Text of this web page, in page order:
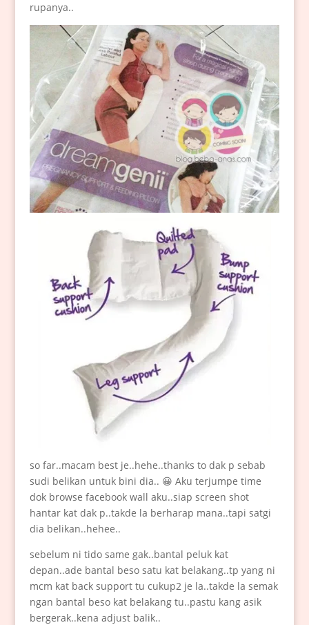
rupanya..
so far..macam best je..hehe..thanks to dak p sebab
sudi belikan untuk bini dia.. 😀 Aku terjumpe time
dok browse facebook wall aku..siap screen shot
hantar kat dak p..takde la berharap mana..tapi satgi
dia belikan..hehee..
sebelum ni tido same gak..bantal peluk kat
depan..ade bantal beso satu kat belakang..tp yang ni
mcm kat back support tu cukup2 je la..takde la semak
ngan bantal beso kat belakang tu..pastu kang asik
bergerak..kena adjust balik..